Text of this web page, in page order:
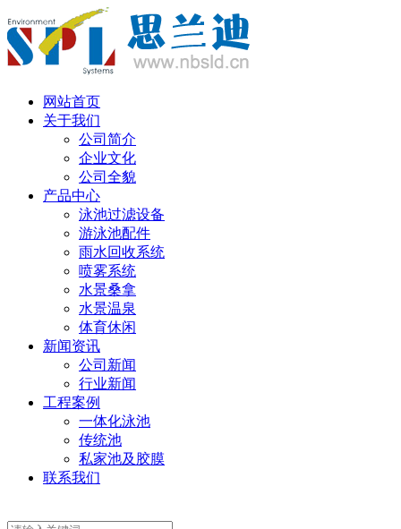
网站首页
关于我们
公司简介
企业文化
公司全貌
产品中心
泳池过滤设备
游泳池配件
雨水回收系统
喷雾系统
水景桑拿
水景温泉
体育休闲
新闻资讯
公司新闻
行业新闻
工程案例
一体化泳池
传统池
私家池及胶膜
联系我们